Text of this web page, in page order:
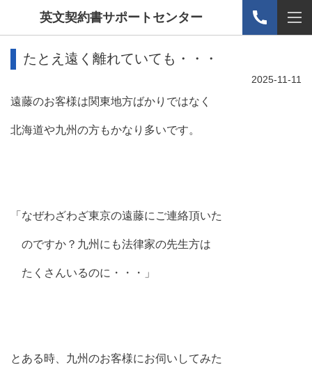
英文契約書サポートセンター
たとえ遠く離れていても・・・
2025-11-11
遠藤のお客様は関東地方ばかりではなく
北海道や九州の方もかなり多いです。
「なぜわざわざ東京の遠藤にご連絡頂いた
のですか？九州にも法律家の先生方は
たくさんいるのに・・・」
とある時、九州のお客様にお伺いしてみた